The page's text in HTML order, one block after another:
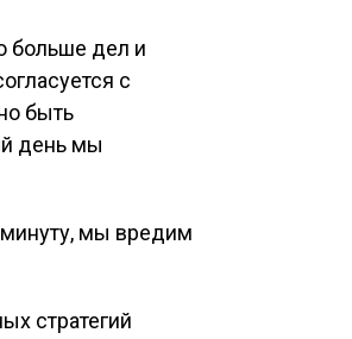
больше дел и
с
быть
день мы
мы вредим
стратегий